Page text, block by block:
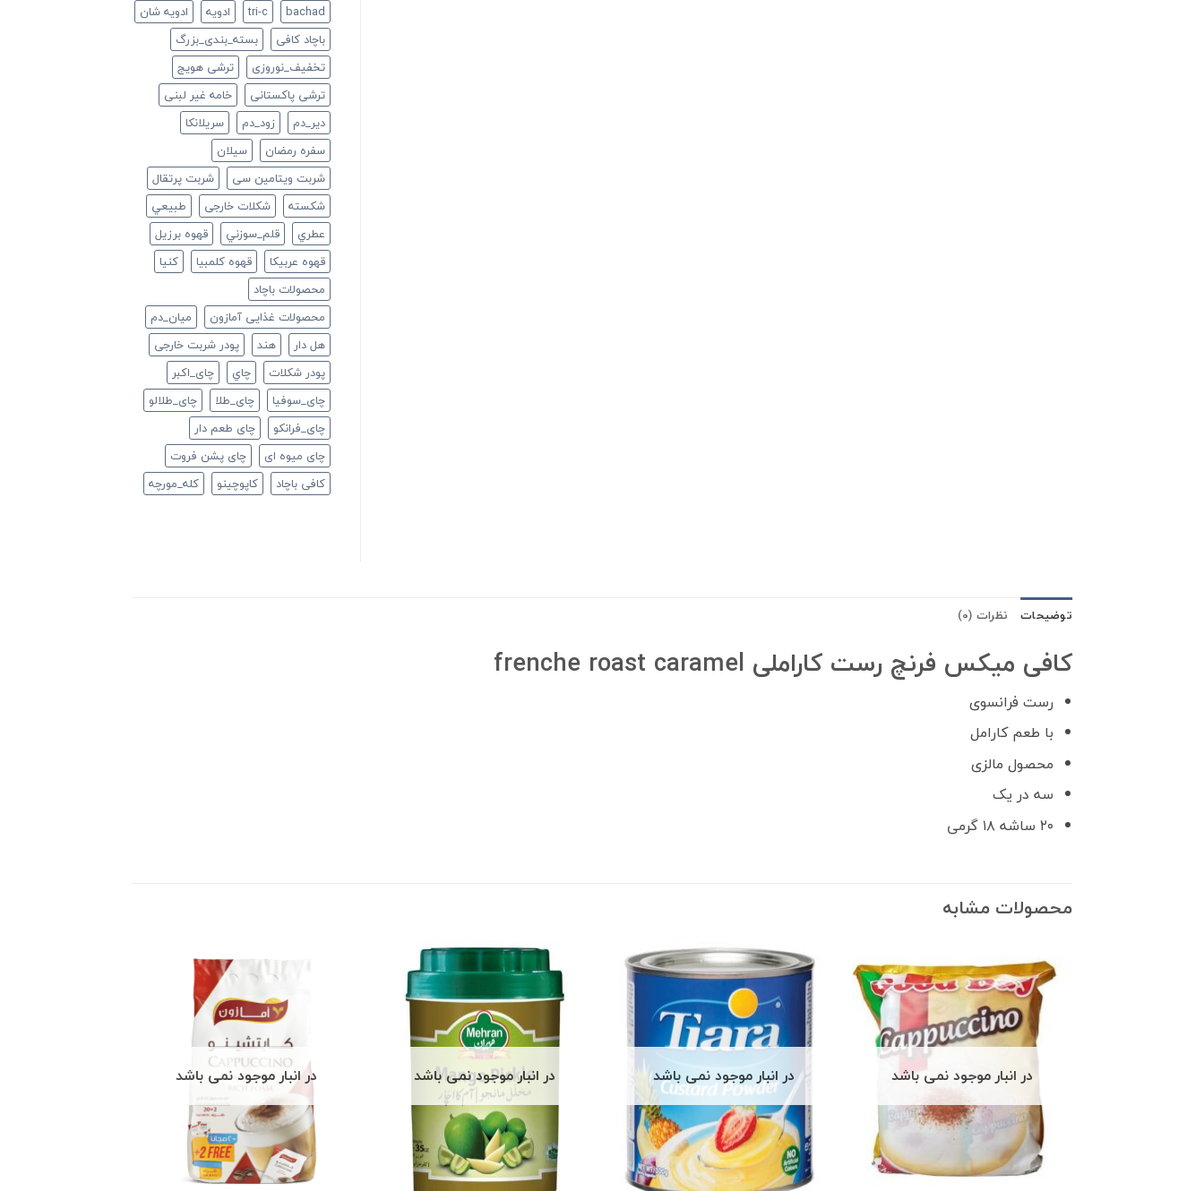
bachad
tri-c ادویه
ادویه شان
باچاد کافی
بسته_بندی_بزرگ
تخفیف_نوروزی
ترشی هویج
ترشی پاکستانی
خامه غیر لبنی
دير_دم
زود_دم
سريلانكا
سفره رمضان
سيلان
شربت ویتامین سی
شربت پرتقال
شكسته
شکلات خارجی
طبيعي
عطري
قلم_سوزني
قهوه برزیل
قهوه عربیکا
قهوه کلمبیا
كنيا
محصولات باچاد
محصولات غذایی آمازون
ميان_دم
هل دار
هند
پودر شربت خارجی
پودر شکلات
چاي
چای_اکبر
چای_سوفیا
چای_طلا
چای_طلالو
چای_فرانكو
چای طعم دار
چای میوه ای
چای پشن فروت
کافی باچاد
کاپوچینو کله_مورچه
توضیحات نظرات (0)
کافی میکس فرنچ رست کاراملی frenche roast caramel
رست فرانسوی
با طعم کارامل
محصول مالزی
سه در یک
۲۰ ساشه ۱۸ گرمی
محصولات مشابه
در انبار موجود نمی باشد در انبار موجود نمی باشد در انبار موجود نمی باشد در انبار موجود نمی باشد